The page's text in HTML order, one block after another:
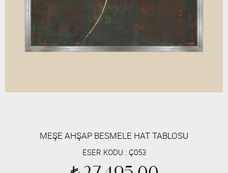
MEŞE AHŞAP BESMELE HAT TABLOSU
ESER KODU : Ç053